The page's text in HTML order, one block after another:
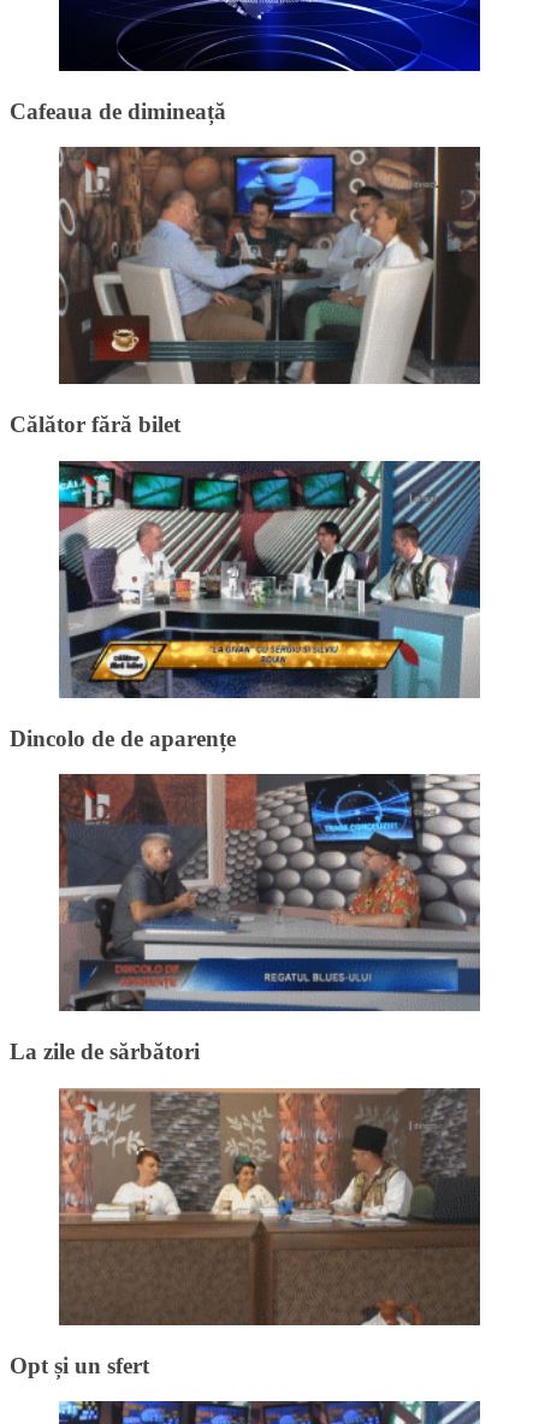
Cafeaua de dimineață
Călător fără bilet
Dincolo de de aparențe
La zile de sărbători
Opt și un sfert